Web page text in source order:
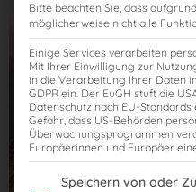
Bitte beachten Sie, dass
möglicherweise nicht alle
Einige Services verarbeiten
Mit Ihrer Einwilligung zur
in die Verarbeitung Ihrer Daten
GDPR ein. Der EuGH stuft die
Datenschutz nach EU-
Gefahr, dass US-Behörden
Überwachungsprogrammen
Europäerinnen und Europäer
Im Folgenden finden Sie
Speichern von oder